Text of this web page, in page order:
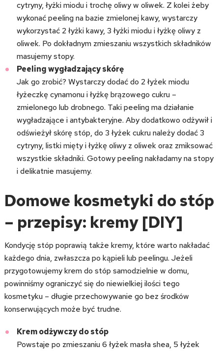
cytryny, łyżki miodu i trochę oliwy w oliwek. Z kolei żeby
wykonać peeling na bazie zmielonej kawy, wystarczy
wykorzystać 2 łyżki kawy, 3 łyżki miodu i łyżkę oliwy z
oliwek. Po dokładnym zmieszaniu wszystkich składników
masujemy stopy.
Peeling wygładzający skórę
Jak go zrobić? Wystarczy dodać do 2 łyżek miodu
łyżeczkę cynamonu i łyżkę brązowego cukru –
zmielonego lub drobnego. Taki peeling ma działanie
wygładzające i antybakteryjne. Aby dodatkowo odżywił i
odświeżył skórę stóp, do 3 łyżek cukru należy dodać 3
cytryny, listki mięty i łyżkę oliwy z oliwek oraz zmiksować
wszystkie składniki. Gotowy peeling nakładamy na stopy
i delikatnie masujemy.
Domowe kosmetyki do stóp
– przepisy: kremy [DIY]
Kondycję stóp poprawią także kremy, które warto nakładać
każdego dnia, zwłaszcza po kąpieli lub peelingu. Jeżeli
przygotowujemy krem do stóp samodzielnie w domu,
powinniśmy ograniczyć się do niewielkiej ilości tego
kosmetyku – długie przechowywanie go bez środków
konserwujących może być trudne.
Krem odżywczy do stóp
Powstaje po zmieszaniu 6 łyżek masła shea, 5 łyżek